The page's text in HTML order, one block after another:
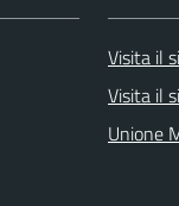
Visita il
Visita il
Unione